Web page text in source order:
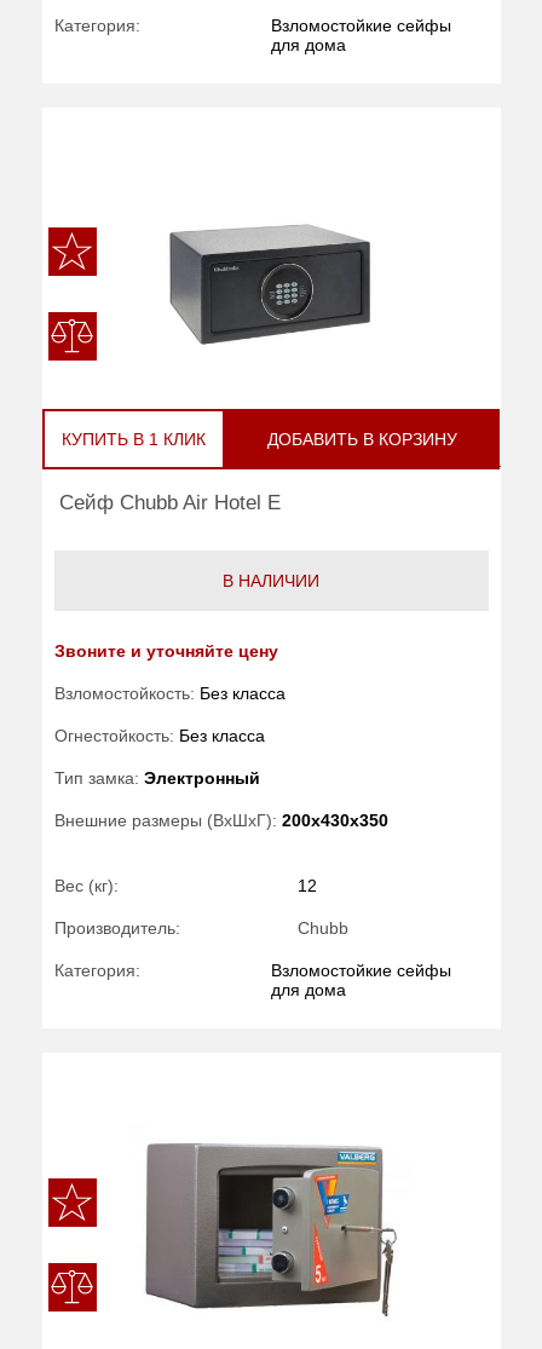
Категория:
Взломостойкие сейфы
для дома
КУПИТЬ В 1 КЛИК ДОБАВИТЬ В КОРЗИНУ
Сейф Chubb Air Hotel E
В НАЛИЧИИ
Звоните и уточняйте цену
Взломостойкость: Без класса
Огнестойкость: Без класса
Тип замка: Электронный
Внешние размеры (ВхШхГ): 200x430x350
Вес (кг): 12
Производитель: Chubb
Категория:
Взломостойкие сейфы
для дома